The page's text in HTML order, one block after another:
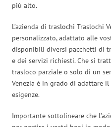
più alto.
L’azienda di traslochi Traslochi
personalizzato, adattato alle
disponibili diversi pacchetti di
e dei servizi richiesti. Che si
trasloco parziale o solo di un
Venezia è in grado di adattare
esigenze.
Importante sottolineare che